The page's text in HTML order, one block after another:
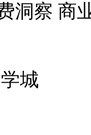
洞察 商
城